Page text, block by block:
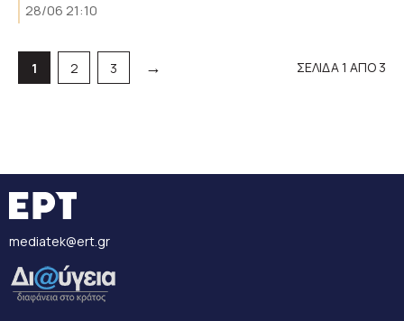
28/06 21:10
Σελίδα
1 Σελίδα
2 Σελίδα
3 → ΣΕΛΙΔΑ 1 ΑΠΟ 3
mediatek@ert.gr